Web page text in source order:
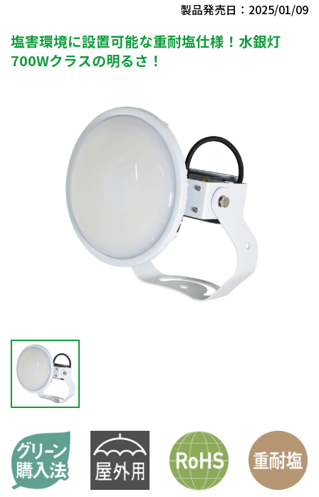
製品発売日：2025/01/09
塩害環境に設置可能な重耐塩仕様！水銀灯
700Wクラスの明るさ！